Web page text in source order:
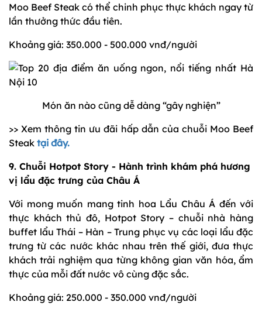
Moo Beef Steak có thể chinh phục thực khách ngay từ
lần thưởng thức đầu tiên.
Khoảng giá: 350.000 - 500.000 vnđ/người
Món ăn nào cũng dễ dàng “gây nghiện”
>> Xem thông tin ưu đãi hấp dẫn của chuỗi Moo Beef
Steak tại đây.
9. Chuỗi Hotpot Story - Hành trình khám phá hương
vị lẩu đặc trưng của Châu Á
Với mong muốn mang tinh hoa Lẩu Châu Á đến với
thực khách thủ đô, Hotpot Story – chuỗi nhà hàng
buffet lẩu Thái – Hàn – Trung phục vụ các loại lẩu đặc
trưng từ các nước khác nhau trên thế giới, đưa thực
khách trải nghiệm qua từng không gian văn hóa, ẩm
thực của mỗi đất nước vô cùng đặc sắc.
Khoảng giá: 250.000 - 350.000 vnđ/người